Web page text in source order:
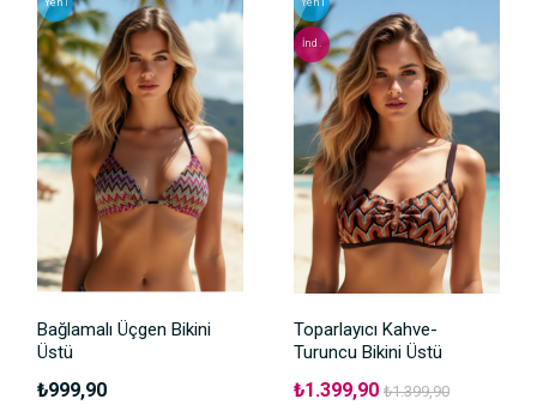
Bağlamalı Üçgen Bikini
Üstü
₺999,90
İnd.
Toparlayıcı Kahve-
Turuncu Bikini Üstü
₺1.399,90 ₺1.399,90